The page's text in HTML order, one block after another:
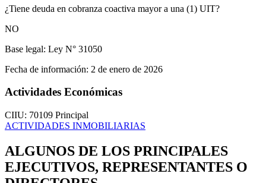
¿Tiene deuda en cobranza coactiva mayor a una (1) UIT?
NO
Base legal: Ley N° 31050
Fecha de información: 2 de enero de 2026
Actividades Económicas
CIIU: 70109 Principal
ACTIVIDADES INMOBILIARIAS
ALGUNOS DE LOS PRINCIPALES
EJECUTIVOS, REPRESENTANTES O